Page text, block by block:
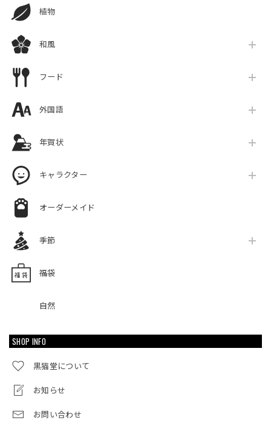
植物
和風
フード
外国語
年賀状
キャラクター
オーダーメイド
季節
福袋
自然
SHOP INFO
黒猫堂について
お知らせ
お問い合わせ